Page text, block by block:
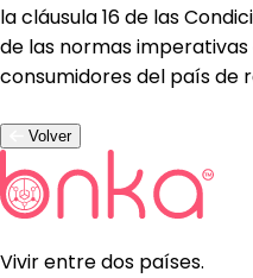
la cláusula 16 de las
de las normas
consumidores del país de
Volver
Vivir entre dos países.